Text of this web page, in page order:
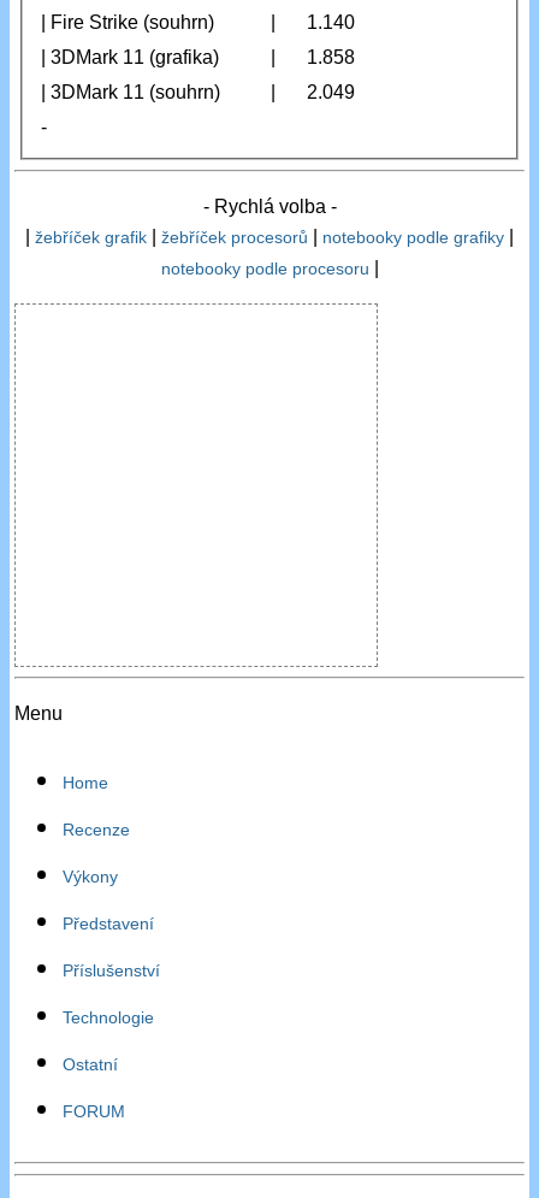
| Fire Strike (souhrn)
1.140
| 3DMark 11 (grafika)
1.858
| 3DMark 11 (souhrn)
2.049
-
- Rychlá volba -
žebříček grafik žebříček procesorů notebooky podle grafiky
notebooky podle procesoru
Menu
Home
Recenze
Výkony
Představení
Příslušenství
Technologie
Ostatní
FORUM